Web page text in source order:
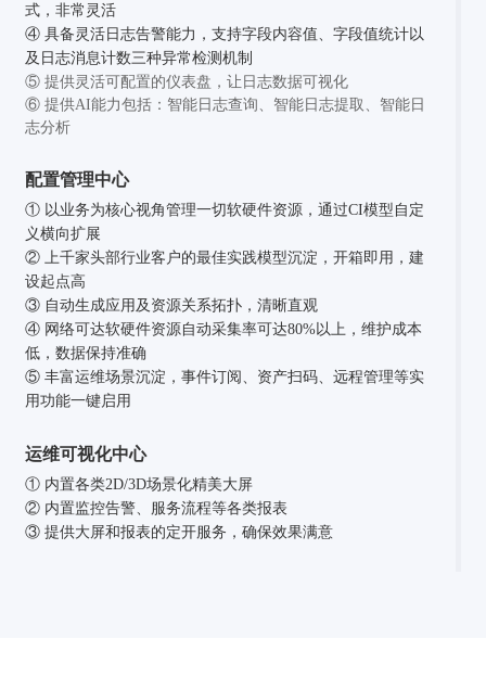
式，非常灵活
④ 具备灵活日志告警能力，支持字段内容值、字段值统计以
及日志消息计数三种异常检测机制
⑤ 提供灵活可配置的仪表盘，让日志数据可视化
⑥ 提供AI能力包括：智能日志查询、智能日志提取、智能日
志分析
配置管理中心
① 以业务为核心视角管理一切软硬件资源，通过CI模型自定
义横向扩展
② 上千家头部行业客户的最佳实践模型沉淀，开箱即用，建
设起点高
③ 自动生成应用及资源关系拓扑，清晰直观
④ 网络可达软硬件资源自动采集率可达80%以上，维护成本
低，数据保持准确
⑤ 丰富运维场景沉淀，事件订阅、资产扫码、远程管理等实
用功能一键启用
运维可视化中心
① 内置各类2D/3D场景化精美大屏
② 内置监控告警、服务流程等各类报表
③ 提供大屏和报表的定开服务，确保效果满意